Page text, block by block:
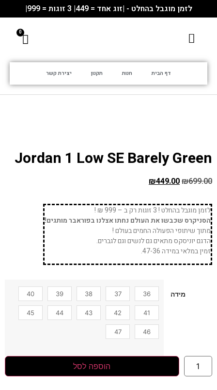
לזמן מוגבל בהחלט - |זוג אחד = 449| 3 זוגות = 999|
דף הבית חנות תקנון יצירת קשר
Jordan 1 Low SE Barely Green
₪699.00
₪449.00
לזמן מוגבל בהחלט ! 3 זוגות רק ב – 999 ₪ !
הסניקרס שכבשו את העולם נחתו אצלנו בפוראבר מותגים!
מתוך שיתופי הפעולה החמים בעולם !
הדגם יוניסקס מתאים גם לנשים וגם לגברים.
זמין במלאי במידה 47-36.
מידה 36
37
38
39
40
41
42
43
44
45
46
47
הוספה לסל